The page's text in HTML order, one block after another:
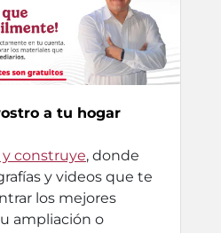
a tu hogar
construye, donde
y videos que te
los mejores
ampliación o